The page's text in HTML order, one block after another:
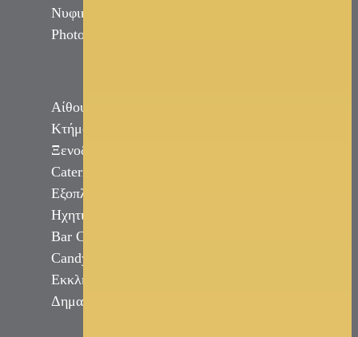
Νυφικό Αυτοκίνητο
Photobooth
Αίθουσες Δεξιώσεων
Κτήματα Γάμου
Ξενοδοχεία
Catering
Εξοπλισμός Εκδηλώσεων
Ηχητική Κάλυψη DJ
Bar Catering
Candy Bar Γάμου
Εκκλησίες
Δημαρχεία